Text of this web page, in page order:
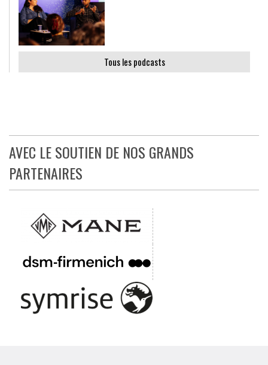
Tous les podcasts
AVEC LE SOUTIEN DE NOS GRANDS
PARTENAIRES